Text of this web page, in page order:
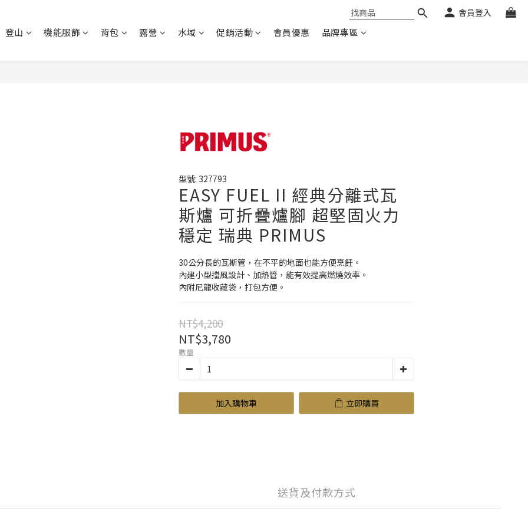
會員登入
登山 機能服飾 背包 露營 水域 促銷活動 會員優惠 品牌專區
型號: 327793
EASY FUEL II 經典分離式瓦
斯爐 可折疊爐腳 超堅固火力
穩定 瑞典 PRIMUS
30公分長的瓦斯管，在不平的地面也能方便烹飪。
內建小型擋風設計、加熱管，能有效提高燃燒效率。
內附尼龍收藏袋，打包方便。
NT$4,200
NT$3,780
數量
加入購物車 立即購買
送貨及付款方式